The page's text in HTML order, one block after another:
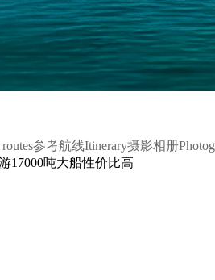
参考航线Itinerary摄影相册
17000吨大船性价比高